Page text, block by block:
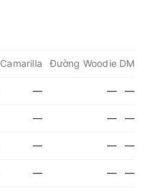
Camarilla Đường Woodie DM
— — —
— — —
— — —
— — —